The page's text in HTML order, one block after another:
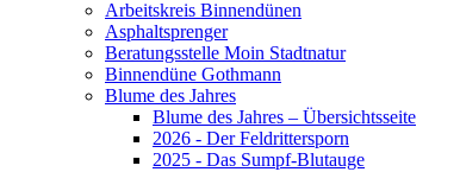
Arbeitskreis Binnendünen
Asphaltsprenger
Beratungsstelle Moin Stadtnatur
Binnendüne Gothmann
Blume des Jahres
Blume des Jahres – Übersichtsseite
2026 - Der Feldrittersporn
2025 - Das Sumpf-Blutauge